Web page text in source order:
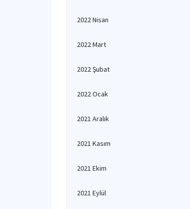
2022 Nisan
2022 Mart
2022 Şubat
2022 Ocak
2021 Aralık
2021 Kasım
2021 Ekim
2021 Eylül